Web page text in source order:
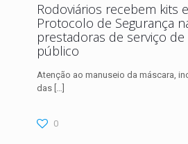
Rodoviários recebem kits
Protocolo de Segurança
prestadoras de serviço
público
Atenção ao manuseio da máscara,
das […]
0